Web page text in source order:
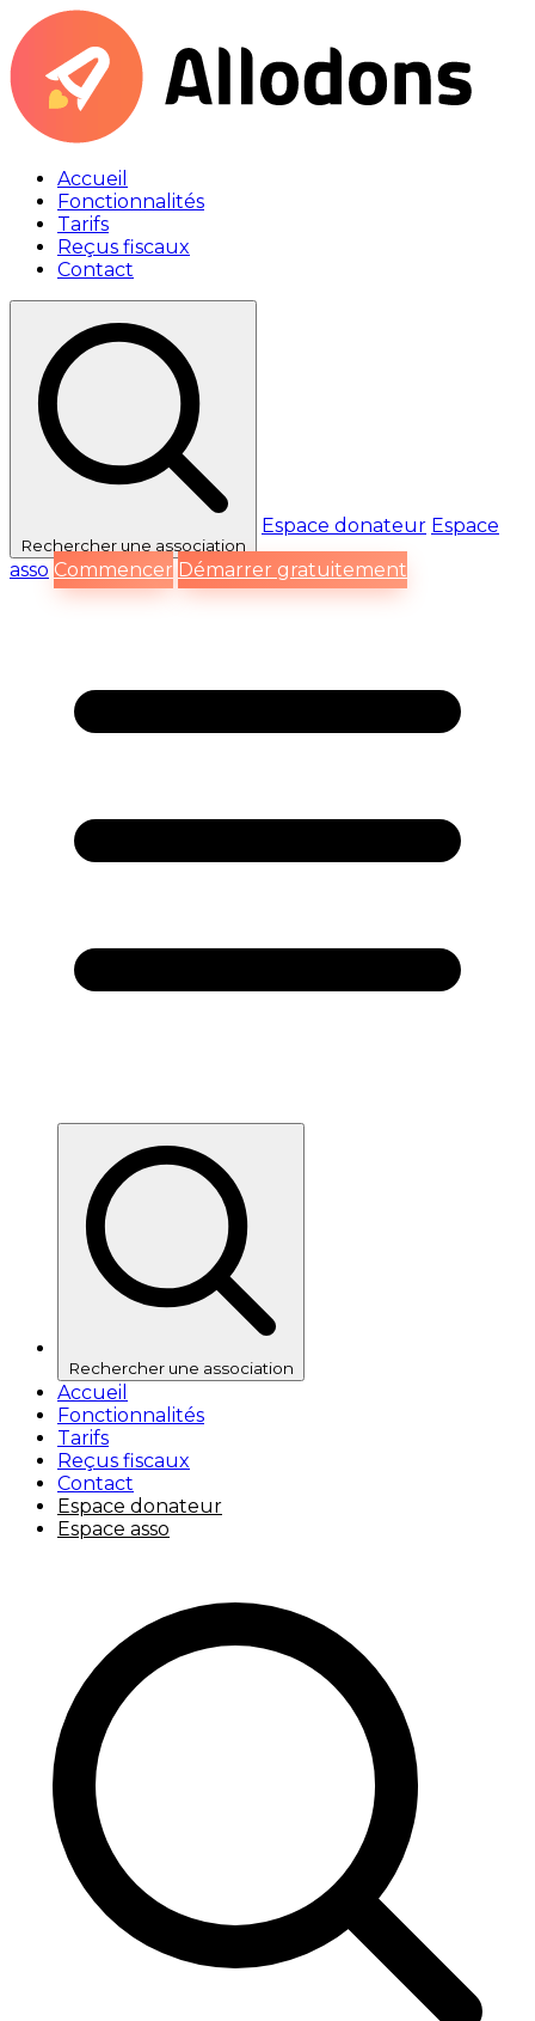
Accueil
Fonctionnalités
Tarifs
Reçus fiscaux
Contact
Rechercherune association
Espace donateur Espace
asso Commencer Démarrer gratuitement
Rechercher une association
Accueil
Fonctionnalités
Tarifs
Reçus fiscaux
Contact
Espace donateur
Espace asso